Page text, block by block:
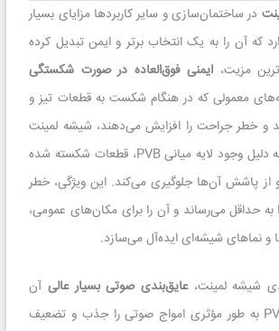
در ساختمان‌سازی و سایر کاربردها مزایای بسیار
که آن را به یک انتخاب برتر و ایمن تبدیل کرده
مزیت، ایمنی فوق‌العاده در صورت شکستگی
معمولی که در هنگام شکست به قطعات تیز و
و خطر جراحت را افزایش می‌دهند، شیشه لمینت
در صورت شکست، به دلیل وجود لایه میانی PVB، قطعات شکسته شده
از پاشش آن‌ها جلوگیری می‌کند. این ویژگی، خطر
به حداقل می‌رساند و آن را برای مکان‌های عمومی،
و نماهای شیشه‌ای ایده‌آل می‌سازد.
شیشه لمینت،عایق‌بندی صوتی بسیار عالی آن
است. لایه میانی PVB به طور مؤثری امواج صوتی را جذب و تضعیف